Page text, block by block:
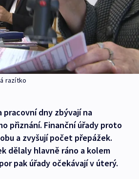
razítko
pracovní dny zbývají na
přiznání. Finanční úřady proto
a zvyšují počet přepážek.
dělaly hlavně ráno a kolem
pak úřady očekávají v úterý.